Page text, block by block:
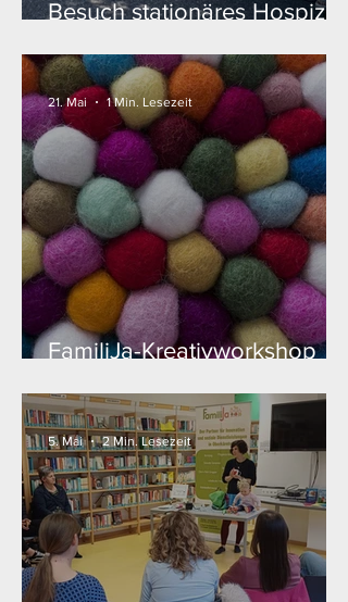
Mehr News von FamiliJa
Besuch stationäres Hospiz
FamiliJa-Kreativworkshop
21. Mai 1 Min. Lesezeit
5. Mai 2 Min. Lesezeit